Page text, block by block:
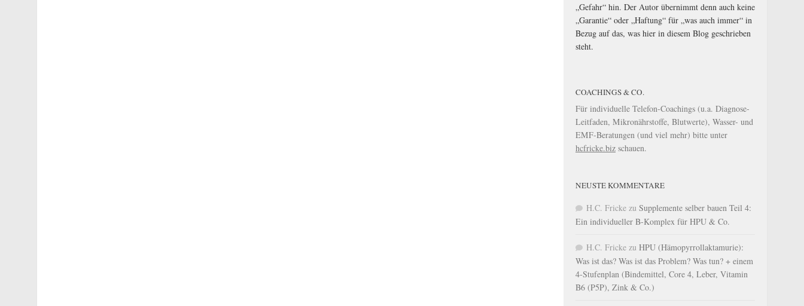
„Gefahr“ hin. Der Autor übernimmt denn auch keine
„Garantie“ oder „Haftung“ für „was auch immer“ in
Bezug auf das, was hier in diesem Blog geschrieben
steht.
COACHINGS & CO.
Für individuelle Telefon-Coachings (u.a. Diagnose-
Leitfaden, Mikronährstoffe, Blutwerte), Wasser- und
EMF-Beratungen (und viel mehr) bitte unter
hcfricke.biz schauen.
NEUSTE KOMMENTARE
H.C. Fricke zu Supplemente selber bauen Teil 4:
Ein individueller B-Komplex für HPU & Co.
H.C. Fricke zu HPU (Hämopyrrollaktamurie):
Was ist das? Was ist das Problem? Was tun? + einem
4-Stufenplan (Bindemittel, Core 4, Leber, Vitamin
B6 (P5P), Zink & Co.)